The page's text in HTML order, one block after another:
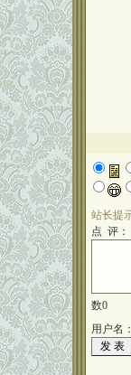
站长提
点 评：
数0
用户名：